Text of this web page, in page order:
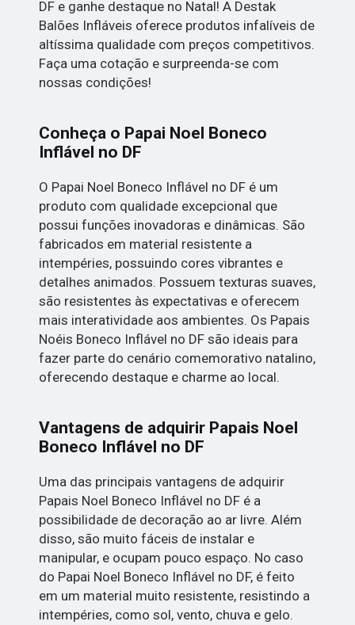
DF e ganhe destaque no Natal! A Destak
Balões Infláveis oferece produtos infalíveis de
altíssima qualidade com preços competitivos.
Faça uma cotação e surpreenda-se com
nossas condições!
Conheça o Papai Noel Boneco
Inflável no DF
O Papai Noel Boneco Inflável no DF é um
produto com qualidade excepcional que
possui funções inovadoras e dinâmicas. São
fabricados em material resistente a
intempéries, possuindo cores vibrantes e
detalhes animados. Possuem texturas suaves,
são resistentes às expectativas e oferecem
mais interatividade aos ambientes. Os Papais
Noéis Boneco Inflável no DF são ideais para
fazer parte do cenário comemorativo natalino,
oferecendo destaque e charme ao local.
Vantagens de adquirir Papais Noel
Boneco Inflável no DF
Uma das principais vantagens de adquirir
Papais Noel Boneco Inflável no DF é a
possibilidade de decoração ao ar livre. Além
disso, são muito fáceis de instalar e
manipular, e ocupam pouco espaço. No caso
do Papai Noel Boneco Inflável no DF, é feito
em um material muito resistente, resistindo a
intempéries, como sol, vento, chuva e gelo.